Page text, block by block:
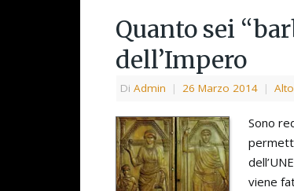
Quanto sei
dell’Impero
Di Admin | 26 Marzo 2014 |
Sono
viene